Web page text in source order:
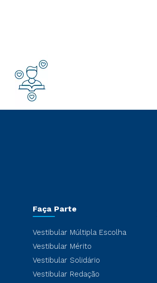
Faça Parte
Vestibular Múltipla Escolha
Vestibular Mérito
Vestibular Solidário
Vestibular Redação